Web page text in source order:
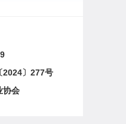
2024〕277号
协会